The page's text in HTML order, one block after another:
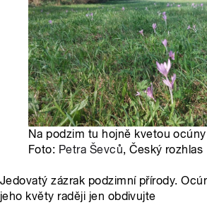
Na podzim tu hojně kvetou ocúny |
Foto: Petra Ševců, Český rozhlas
Jedovatý zázrak podzimní přírody.
jeho květy raději jen obdivujte